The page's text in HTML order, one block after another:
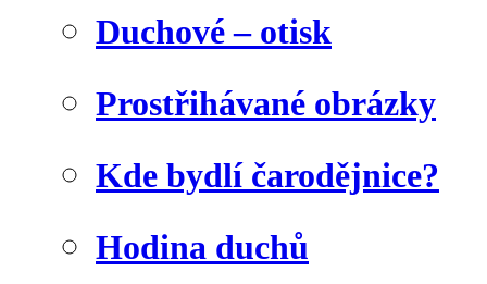
Duchové – otisk
Prostřihávané obrázky
Kde bydlí čarodějnice?
Hodina duchů